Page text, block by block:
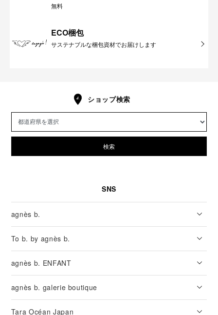
無料
ECO梱包
サステナブルな梱包資材でお届けします
ショップ検索
検索
SNS
agnès b.
To b. by agnès b.
agnès b. ENFANT
agnès b. galerie boutique
Tara Océan Japan